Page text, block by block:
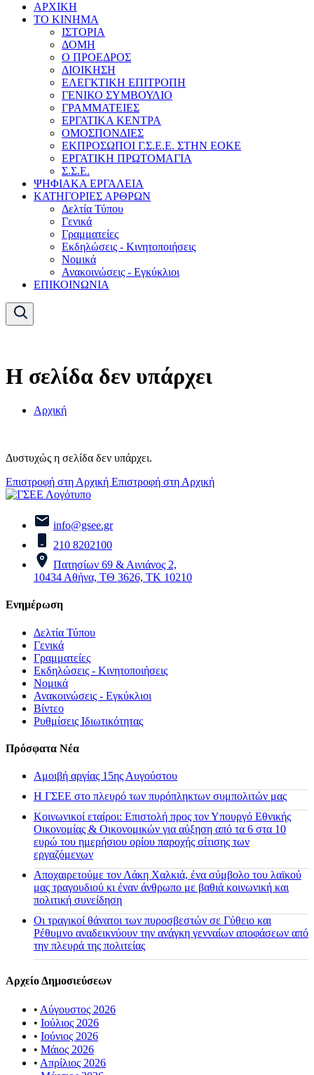
ΑΡΧΙΚΗ
ΤΟ ΚΙΝΗΜΑ
ΙΣΤΟΡΙΑ
ΔΟΜΗ
Ο ΠΡΟΕΔΡΟΣ
ΔΙΟΙΚΗΣΗ
ΕΛΕΓΚΤΙΚΗ ΕΠΙΤΡΟΠΗ
ΓΕΝΙΚΟ ΣΥΜΒΟΥΛΙΟ
ΓΡΑΜΜΑΤΕΙΕΣ
ΕΡΓΑΤΙΚΑ ΚΕΝΤΡΑ
ΟΜΟΣΠΟΝΔΙΕΣ
ΕΚΠΡΟΣΩΠΟΙ Γ.Σ.Ε.Ε. ΣΤΗΝ ΕΟΚΕ
ΕΡΓΑΤΙΚΗ ΠΡΩΤΟΜΑΓΙΑ
Σ.Σ.Ε.
ΨΗΦΙΑΚΑ ΕΡΓΑΛΕΙΑ
ΚΑΤΗΓΟΡΙΕΣ ΑΡΘΡΩΝ
Δελτία Τύπου
Γενικά
Γραμματείες
Εκδηλώσεις - Κινητοποιήσεις
Νομικά
Ανακοινώσεις - Εγκύκλιοι
ΕΠΙΚΟΙΝΩΝΙΑ
Η σελίδα δεν υπάρχει
Αρχική
Δυστυχώς η σελίδα δεν υπάρχει.
Επιστροφή στη Αρχική Επιστροφή στη Αρχική
info@gsee.gr
210 8202100
Πατησίων 69 & Αινιάνος 2,
10434 Αθήνα, ΤΘ 3626, ΤΚ 10210
Ενημέρωση
Δελτία Τύπου
Γενικά
Γραμματείες
Εκδηλώσεις - Κινητοποιήσεις
Νομικά
Ανακοινώσεις - Εγκύκλιοι
Βίντεο
Ρυθμίσεις Ιδιωτικότητας
Πρόσφατα Νέα
Αμοιβή αργίας 15ης Αυγούστου
H ΓΣΕΕ στο πλευρό των πυρόπληκτων συμπολιτών μας
Κοινωνικοί εταίροι: Επιστολή προς τον Υπουργό Εθνικής
Οικονομίας & Οικονομικών για αύξηση από τα 6 στα 10
ευρώ του ημερήσιου ορίου παροχής σίτισης των
εργαζόμενων
Αποχαιρετούμε τον Λάκη Χαλκιά, ένα σύμβολο του λαϊκού
μας τραγουδιού κι έναν άνθρωπο με βαθιά κοινωνική και
πολιτική συνείδηση
Οι τραγικοί θάνατοι των πυροσβεστών σε Γύθειο και
Ρέθυμνο αναδεικνύουν την ανάγκη γενναίων αποφάσεων από
την πλευρά της πολιτείας
Αρχείο Δημοσιεύσεων
• Αύγουστος 2026
• Ιούλιος 2026
• Ιούνιος 2026
• Μάιος 2026
• Απρίλιος 2026